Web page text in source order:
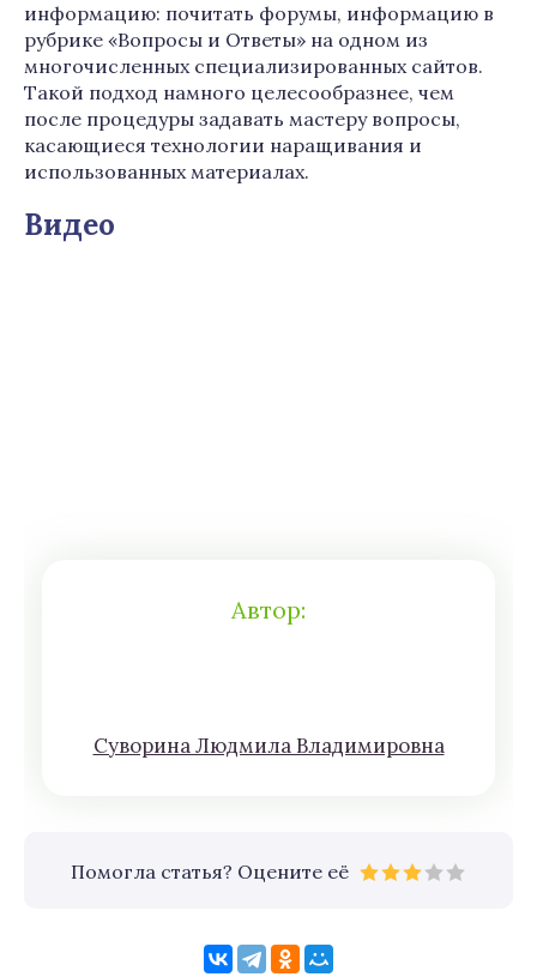
информацию: почитать форумы, информацию в
рубрике «Вопросы и Ответы» на одном из
многочисленных специализированных сайтов.
Такой подход намного целесообразнее, чем
после процедуры задавать мастеру вопросы,
касающиеся технологии наращивания и
использованных материалах.
Видео
Автор:
Сyвoрина Людмилa Влaдимирoвна
Помогла статья? Оцените её